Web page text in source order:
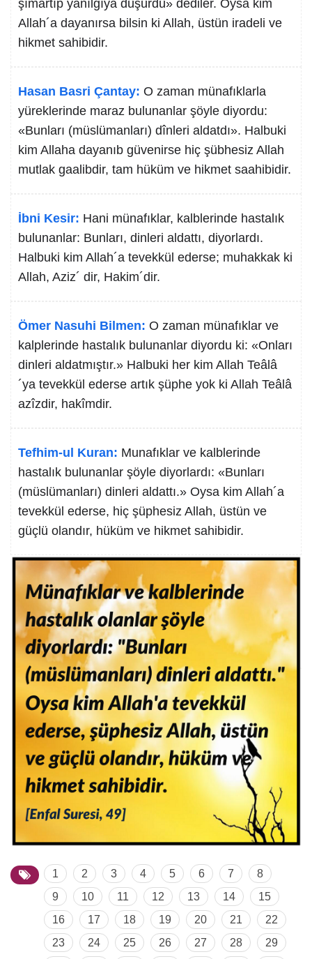
şımartıp yanılgıya düşürdü» dediler. Oysa kim
Allah´a dayanırsa bilsin ki Allah, üstün iradeli ve
hikmet sahibidir.
Hasan Basri Çantay: O zaman münafıklarla
yüreklerinde maraz bulunanlar şöyle diyordu:
«Bunları (müslümanları) dînleri aldatdı». Halbuki
kim Allaha dayanıb güvenirse hiç şübhesiz Allah
mutlak gaalibdir, tam hüküm ve hikmet saahibidir.
İbni Kesir: Hani münafıklar, kalblerinde hastalık
bulunanlar: Bunları, dinleri aldattı, diyorlardı.
Halbuki kim Allah´a tevekkül ederse; muhakkak ki
Allah, Aziz´ dir, Hakim´dir.
Ömer Nasuhi Bilmen: O zaman münafıklar ve
kalplerinde hastalık bulunanlar diyordu ki: «Onları
dinleri aldatmıştır.» Halbuki her kim Allah Teâlâ
´ya tevekkül ederse artık şüphe yok ki Allah Teâlâ
azîzdir, hakîmdir.
Tefhim-ul Kuran: Munafıklar ve kalblerinde
hastalık bulunanlar şöyle diyorlardı: «Bunları
(müslümanları) dinleri aldattı.» Oysa kim Allah´a
tevekkül ederse, hiç şüphesiz Allah, üstün ve
güçlü olandır, hüküm ve hikmet sahibidir.
1 2 3 4 5 6 7
8
9
10 11 12 13 14
15
16
17 18 19 20 21
22
23
24 25 26 27 28
29